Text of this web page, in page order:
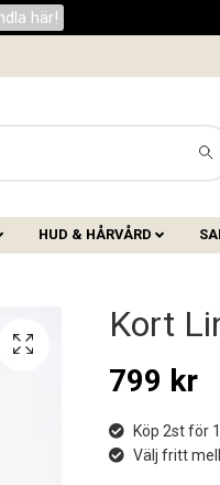
här!
HUD & HÅRVÅRD
Kort
799 kr
Köp 2st för
Välj fritt